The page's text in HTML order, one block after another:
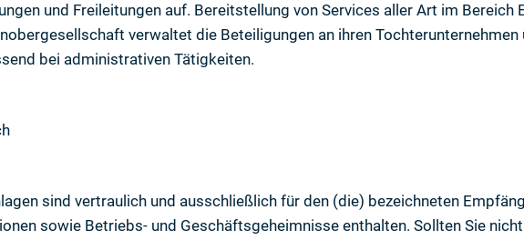
und Freileitungen auf. Bereitstellung von Services aller Art im Bereich
verwaltet die Beteiligungen an ihren
bei administrativen Tätigkeiten.
sind vertraulich und ausschließlich für den (die) bezeichneten
sowie Betriebs- und Geschäftsgeheimnisse enthalten. Sollten Sie